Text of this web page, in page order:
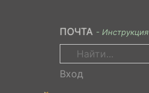
ПОЧТА - Инструкция
Поиск:
Вход